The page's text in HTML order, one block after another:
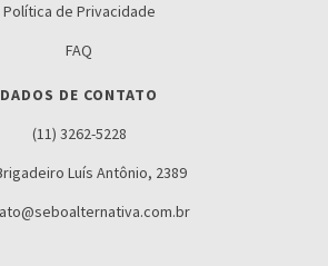
Política de Privacidade
FAQ
DADOS DE CONTATO
(11) 3262-5228
Luís Antônio, 2389